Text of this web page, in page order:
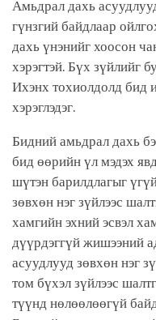
Амьдрал дахь
гүнзгий байдлаар
дахь үнэнийг хоосон
хэрэгтэй. Бүх зүйлийг
Ихэнх тохиолдолд бид
хэрэглэдэг.
Бидний амьдрал дахь
бид өөрийн үл мэдэх
шүтэн барилдлагыг
зөвхөн нэг зүйлээс
хамгийн эхний эсвэл
дүүрдэггүй жишээний
асуудлууд зөвхөн нэг
том бүхэл зүйлээс
түүнд нөлөөлөөгүй